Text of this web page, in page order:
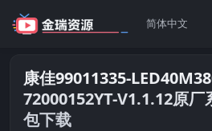
康佳99011335-
72000152YT-V1.1.12原
包下载